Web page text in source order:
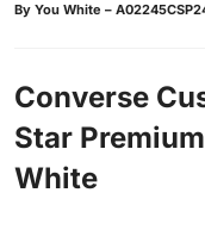
By You White –
Converse
Star
White